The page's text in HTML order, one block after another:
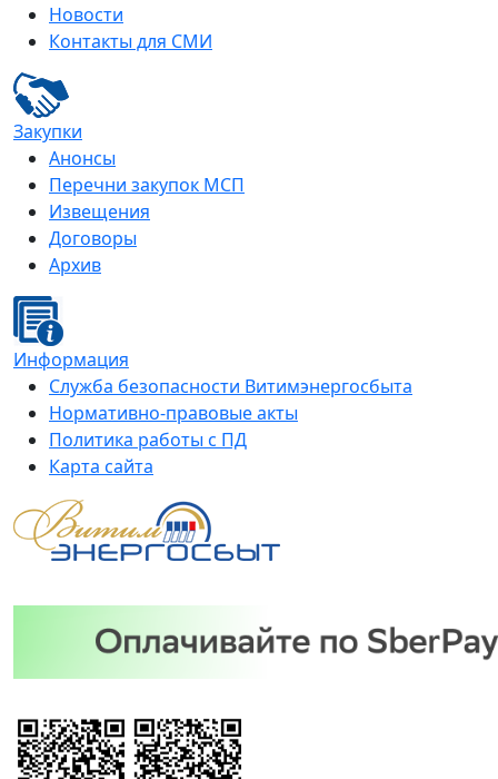
Новости
Контакты для СМИ
Закупки
Анонсы
Перечни закупок МСП
Извещения
Договоры
Архив
Информация
Служба безопасности Витимэнергосбыта
Нормативно-правовые акты
Политика работы с ПД
Карта сайта